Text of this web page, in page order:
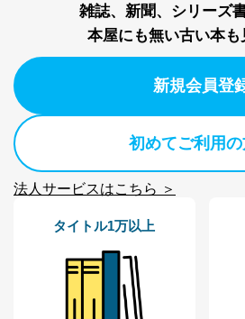
いただいた方の個
人情報
処、オペレー
質向上のため
Aサービス利用者
ｅメール等に
ため
ｅメール等に
ス、キャンペ
るご案内のた
4
採用応募者の方の
採用選考、ご
5
当社の従業者の個
人事、総務
パートナー（提携
企業）からの委託
により当社の
定期購読サービス
購入商品配
提携企業及
た商品の発
ル等による
雑誌、新聞、シリーズ
本屋にも無い古い本も
新規会員登
初めてご利用
法人サービスはこちら ＞
タイトル1万以上